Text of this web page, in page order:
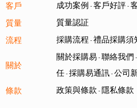
客戶 成功案例 - 客戶好評 -
質量
質量認証
流程
採購流程 - 禮品採購須
關於
關於採購易 - 聯絡我們 -
任 - 採購易通訊 - 公司
條款
政策與條款 - 隱私條款